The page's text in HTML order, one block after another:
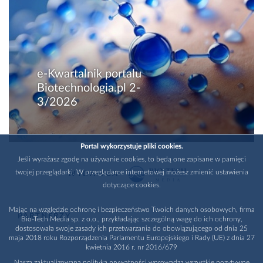
e-Kwartalnik portalu
Biotechnologia.pl 2-
3/2026
WYDAWCA
PARTNERZY
Portal wykorzystuje pliki cookies.
Jeśli wyrażasz zgodę na używanie cookies, to będą one zapisane w pamięci
twojej przeglądarki. W przeglądarce internetowej możesz zmienić ustawienia
dotyczące cookies.
Mając na względzie ochronę i bezpieczeństwo Twoich danych osobowych, firma
Bio-Tech Media sp. z o.o., przykładając szczególną wagę do ich ochrony,
dostosowała swoje zasady ich przetwarzania do obowiązującego od dnia 25
maja 2018 roku Rozporządzenia Parlamentu Europejskiego i Rady (UE) z dnia 27
kwietnia 2016 r. nr 2016/679